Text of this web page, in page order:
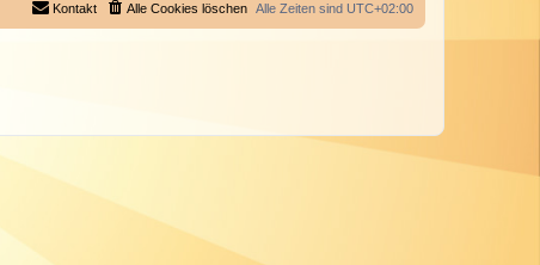
Alle Zeiten sind UTC+02:00
Alle Cookies löschen
Kontakt